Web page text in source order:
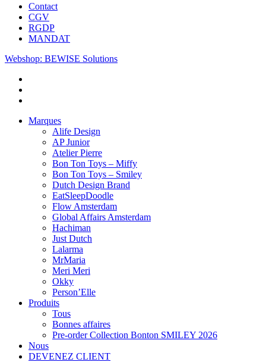
Contact
CGV
RGDP
MANDAT
Webshop: BEWISE Solutions
Marques
Alife Design
AP Junior
Atelier Pierre
Bon Ton Toys – Miffy
Bon Ton Toys – Smiley
Dutch Design Brand
EatSleepDoodle
Flow Amsterdam
Global Affairs Amsterdam
Hachiman
Just Dutch
Lalarma
MrMaria
Meri Meri
Okky
Person’Elle
Produits
Tous
Bonnes affaires
Pre-order Collection Bonton SMILEY 2026
Nous
DEVENEZ CLIENT